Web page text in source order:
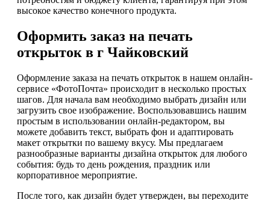
высокое качество конечного продукта.
Оформить заказ на печать
открыток в г Чайковский
Оформление заказа на печать открыток в нашем онлайн-
сервисе «ФотоПочта» происходит в несколько простых
шагов. Для начала вам необходимо выбрать дизайн или
загрузить свое изображение. Воспользовавшись нашим
простым в использовании онлайн-редактором, вы
можете добавить текст, выбрать фон и адаптировать
макет открытки по вашему вкусу. Мы предлагаем
разнообразные варианты дизайна открыток для любого
события: будь то день рождения, праздник или
корпоративное мероприятие.
После того, как дизайн будет утвержден, вы переходите